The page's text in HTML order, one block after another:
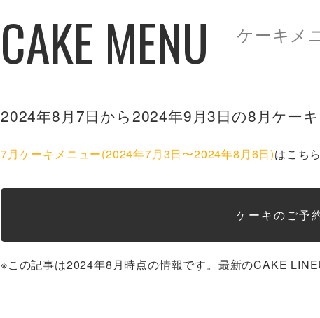
CAKE MENU ケーキメ
2024年8月7日から2024年9月3日の8月ケー
7月ケーキメニュー(2024年7月3日〜2024年8月6日)はこち
ケーキのご予
※この記事は2024年8月時点の情報です。最新のCAKE